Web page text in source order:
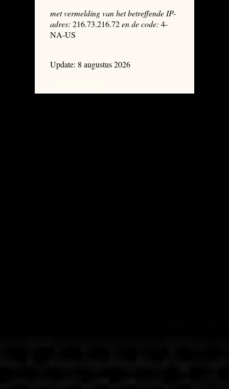
met vermelding van het betreffende IP-
adres: 216.73.216.72en de code: 4-
NA-US
Update: 8 augustus 2026